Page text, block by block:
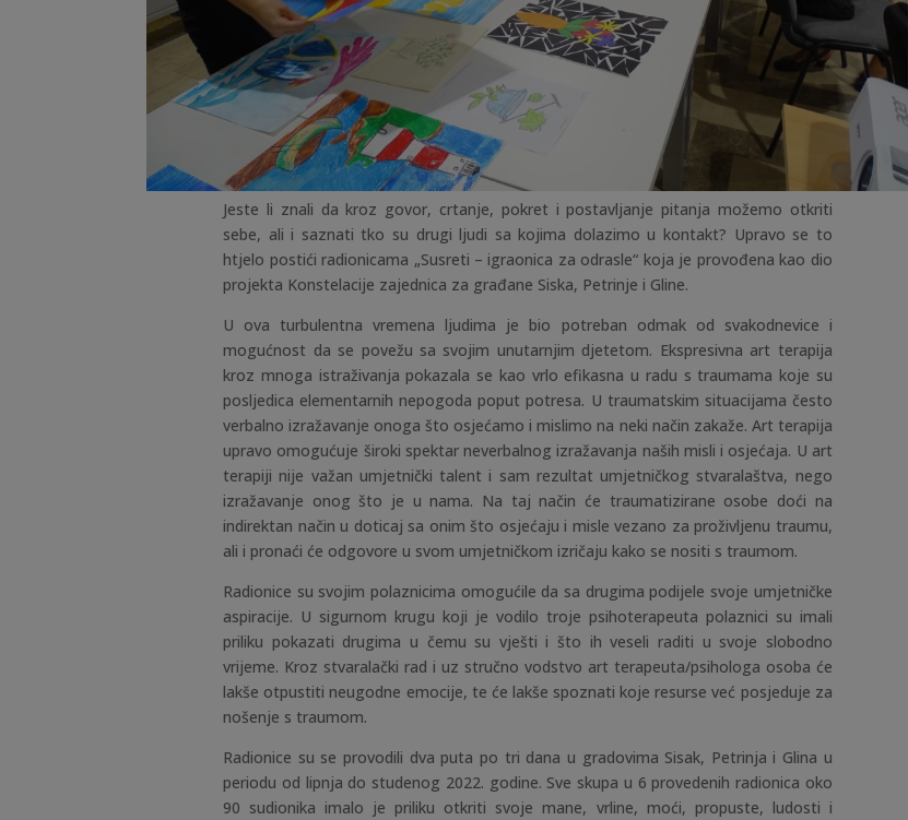
Jeste li znali da kroz govor, crtanje, pokret i postavljanje pitanja možemo otkriti
sebe, ali i saznati tko su drugi ljudi sa kojima dolazimo u kontakt? Upravo se to
htjelo postići radionicama „Susreti – igraonica za odrasle“ koja je provođena kao dio
projekta Konstelacije zajednica za građane Siska, Petrinje i Gline.
U ova turbulentna vremena ljudima je bio potreban odmak od svakodnevice i
mogućnost da se povežu sa svojim unutarnjim djetetom. Ekspresivna art terapija
kroz mnoga istraživanja pokazala se kao vrlo efikasna u radu s traumama koje su
posljedica elementarnih nepogoda poput potresa. U traumatskim situacijama često
verbalno izražavanje onoga što osjećamo i mislimo na neki način zakaže. Art terapija
upravo omogućuje široki spektar neverbalnog izražavanja naših misli i osjećaja. U art
terapiji nije važan umjetnički talent i sam rezultat umjetničkog stvaralaštva, nego
izražavanje onog što je u nama. Na taj način će traumatizirane osobe doći na
indirektan način u doticaj sa onim što osjećaju i misle vezano za proživljenu traumu,
ali i pronaći će odgovore u svom umjetničkom izričaju kako se nositi s traumom.
Radionice su svojim polaznicima omogućile da sa drugima podijele svoje umjetničke
aspiracije. U sigurnom krugu koji je vodilo troje psihoterapeuta polaznici su imali
priliku pokazati drugima u čemu su vješti i što ih veseli raditi u svoje slobodno
vrijeme. Kroz stvaralački rad i uz stručno vodstvo art terapeuta/psihologa osoba će
lakše otpustiti neugodne emocije, te će lakše spoznati koje resurse već posjeduje za
nošenje s traumom.
Radionice su se provodili dva puta po tri dana u gradovima Sisak, Petrinja i Glina u
periodu od lipnja do studenog 2022. godine. Sve skupa u 6 provedenih radionica oko
90 sudionika imalo je priliku otkriti svoje mane, vrline, moći, propuste, ludosti i